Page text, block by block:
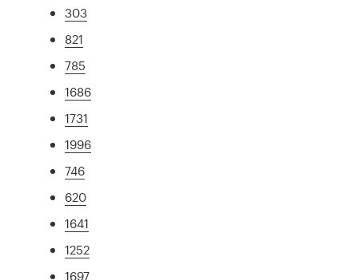
303
821
785
1686
1731
1996
746
620
1641
1252
1697